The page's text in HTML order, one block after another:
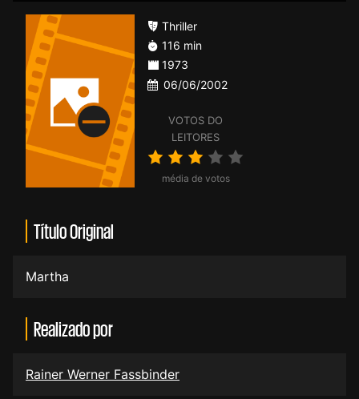
VOTOS DO
LEITORES
média de votos
Thriller
116 min
1973
06/06/2002
Título Original
Martha
Realizado por
Rainer Werner Fassbinder